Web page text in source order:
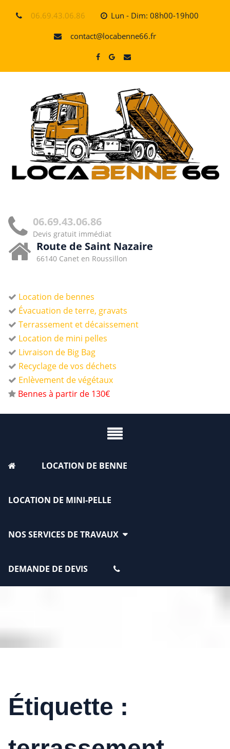
06.69.43.06.86
Lun - Dim: 08h00-19h00
contact@locabenne66.fr
06.69.43.06.86
Devis gratuit immédiat
Route de Saint Nazaire
66140 Canet en Roussillon
Location de bennes
Évacuation de terre, gravats
Terrassement et décaissement
Location de mini pelles
Livraison de Big Bag
Recyclage de vos déchets
Enlèvement de végétaux
Bennes à partir de 130€
LOCATION DE BENNE
LOCATION DE MINI-PELLE
NOS SERVICES DE TRAVAUX
DEMANDE DE DEVIS
Étiquette :